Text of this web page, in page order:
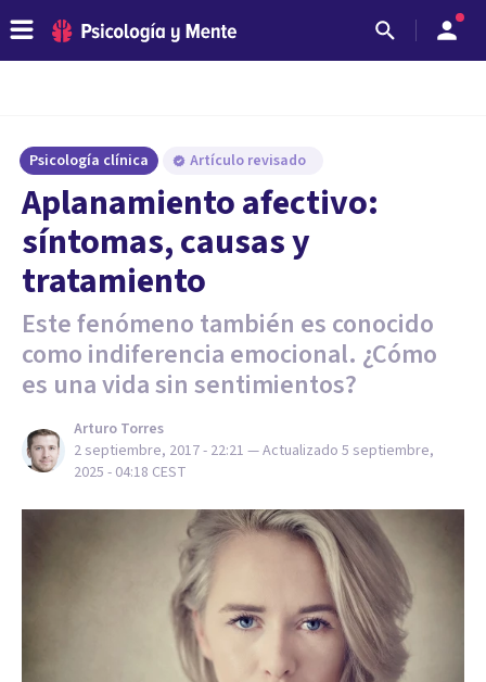
Psicología clínica Artículo revisado
Aplanamiento afectivo:
síntomas, causas y
tratamiento
Este fenómeno también es conocido
como indiferencia emocional. ¿Cómo
es una vida sin sentimientos?
Arturo Torres
2 septiembre, 2017 - 22:21 — Actualizado 5 septiembre,
2025 - 04:18 CEST